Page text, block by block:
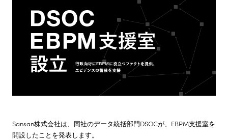
会社情報
株主・投資家情報
Sansan株式会社は、同社のデータ統括部門DSOCが、EBPM支援室を
開設したことを発表します。